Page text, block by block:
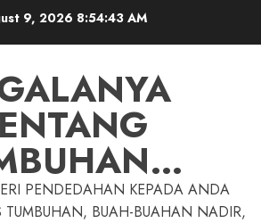
9, 2026 8:54:44 AM
PENDEDAHAN KEPADA ANDA
TUMBUHAN, BUAH-BUAHAN NADIR,